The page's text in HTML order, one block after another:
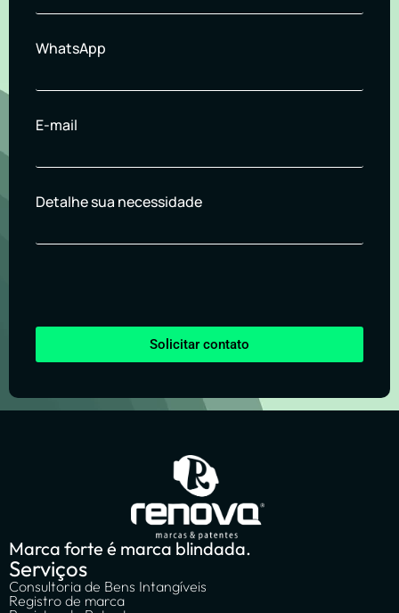
WhatsApp
E-mail
Detalhe sua necessidade
Solicitar contato
Marca forte é marca blindada.
Serviços
Consultoria de Bens Intangíveis
Registro de marca